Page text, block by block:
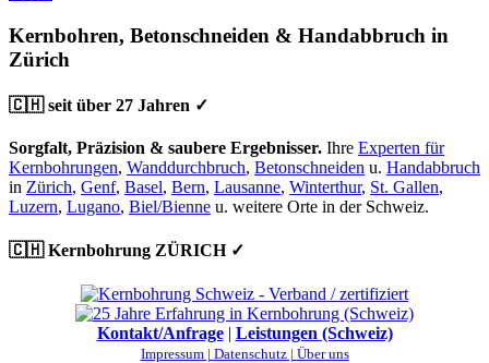
Kernbohren, Betonschneiden & Handabbruch in
Zürich
🇨🇭 seit über 27 Jahren ✓
Sorgfalt, Präzision & saubere Ergebnisser. Ihre Experten für
Kernbohrungen, Wanddurchbruch, Betonschneiden u. Handabbruch
in Zürich, Genf, Basel, Bern, Lausanne, Winterthur, St. Gallen,
Luzern, Lugano, Biel/Bienne u. weitere Orte in der Schweiz.
🇨🇭 Kernbohrung ZÜRICH ✓
Kontakt/Anfrage| Leistungen (Schweiz)
Impressum | Datenschutz | Über uns